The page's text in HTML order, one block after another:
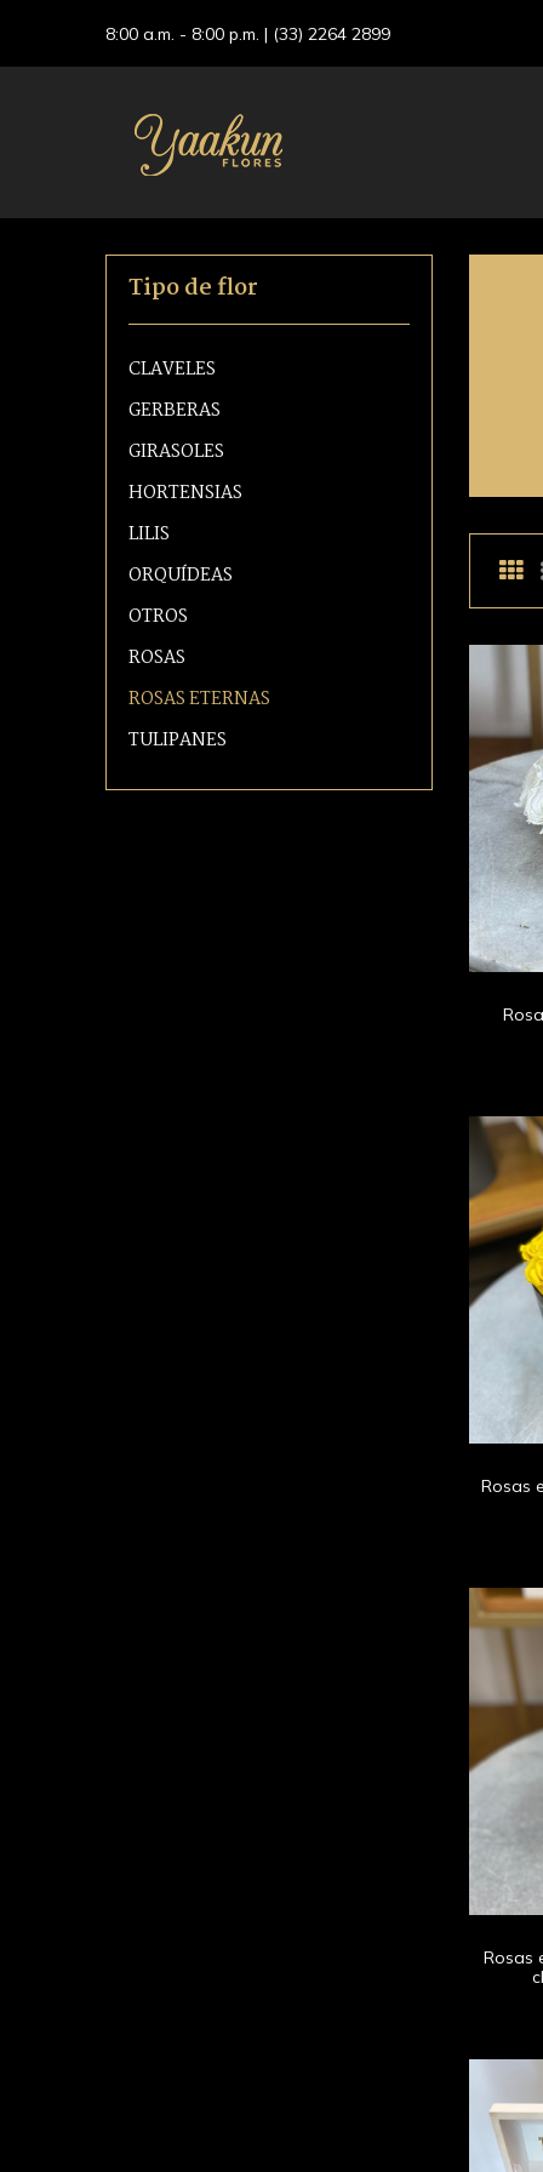
8:00 a.m. - 8:00 p.m. | (33) 2264 2899
Rosas
Rosas
Tipo de flor
CLAVELES
GERBERAS
GIRASOLES
HORTENSIAS
LILIS
ORQUÍDEAS
OTROS
ROSAS
ROSAS ETERNAS
TULIPANES